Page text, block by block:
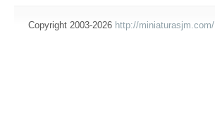
Copyright 2003-2026 http://miniaturasjm.com/